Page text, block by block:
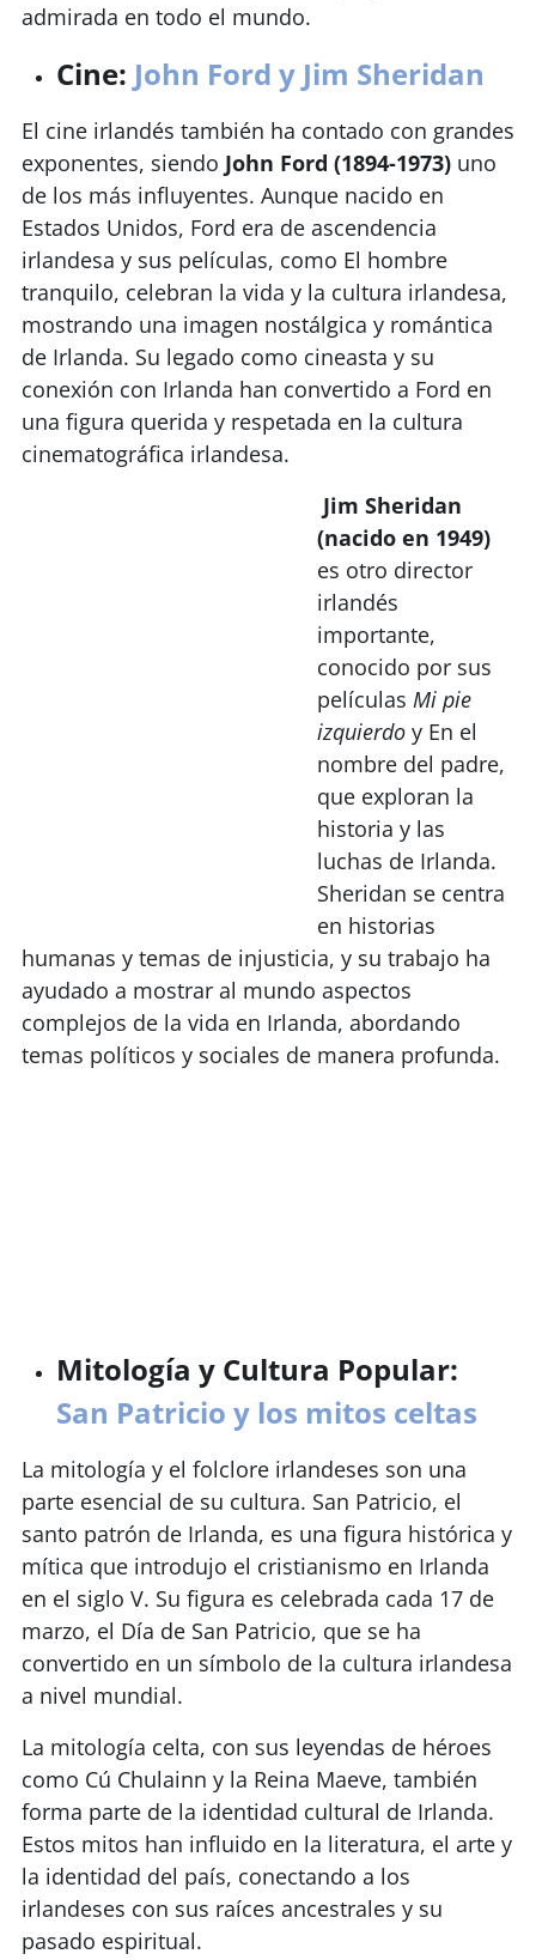
admirada en todo el mundo.
Cine: John Ford y Jim Sheridan
El cine irlandés también ha contado con grandes
exponentes, siendo John Ford (1894-1973) uno
de los más influyentes. Aunque nacido en
Estados Unidos, Ford era de ascendencia
irlandesa y sus películas, como El hombre
tranquilo, celebran la vida y la cultura irlandesa,
mostrando una imagen nostálgica y romántica
de Irlanda. Su legado como cineasta y su
conexión con Irlanda han convertido a Ford en
una figura querida y respetada en la cultura
cinematográfica irlandesa.
Jim Sheridan
(nacido en 1949)
es otro director
irlandés
importante,
conocido por sus
películas Mi pie
izquierdo y En el
nombre del padre,
que exploran la
historia y las
luchas de Irlanda.
Sheridan se centra
en historias
humanas y temas de injusticia, y su trabajo ha
ayudado a mostrar al mundo aspectos
complejos de la vida en Irlanda, abordando
temas políticos y sociales de manera profunda.
Mitología y Cultura Popular:
San Patricio y los mitos celtas
La mitología y el folclore irlandeses son una
parte esencial de su cultura. San Patricio, el
santo patrón de Irlanda, es una figura histórica y
mítica que introdujo el cristianismo en Irlanda
en el siglo V. Su figura es celebrada cada 17 de
marzo, el Día de San Patricio, que se ha
convertido en un símbolo de la cultura irlandesa
a nivel mundial.
La mitología celta, con sus leyendas de héroes
como Cú Chulainn y la Reina Maeve, también
forma parte de la identidad cultural de Irlanda.
Estos mitos han influido en la literatura, el arte y
la identidad del país, conectando a los
irlandeses con sus raíces ancestrales y su
pasado espiritual.